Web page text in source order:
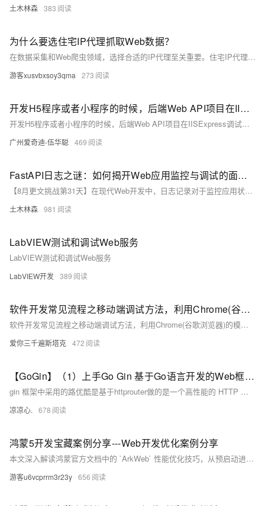
土木林森 383
为什么要选住宅IP代理抓取Web数据？
在数据采集和Web爬虫领域，选择合适的IP代理至关重要。住宅IP代理因高隐蔽性和真实性、更好的访问成功率、能绕过反爬虫策略、多样化的地理位置、适应性和灵活性以及合法合规等优势，成为许多数据抓取项目的首选。使用住宅IP代理可提高数据抓取效率，降低被封禁风险，同时需遵守法律法规，确保活动的合法性与合规性。
游客xusvbxsoy3qma 273
开发H5程序或者小程序的时候，后端Web API项目在IISExpress调试中使用IP地址，便于开发调试
开发H5程序或者小程序的时候，后端Web API项目在IISExpress调试中使用IP地址，便于开发调试
广州爱奇迪-伍华聪 469
FastAPI日志之谜：如何揭开Web应用监控与调试的面纱？
【8月更文挑战第31天】在现代Web开发中，日志记录对于监控应用状态、诊断问题和了解用户行为至关重要。FastAPI框架提供了强大的日志功能，使开发者能轻松集成日志记录。本文将详细介绍如何在FastAPI中设置和利用日志，包括基础配置、请求响应日志、错误处理和结构化日志等内容，帮助提升应用的可维护性和性能。
土木林森 981
LabVIEW测试和调试Web服务
LabVIEW测试和调试Web服务
LabVIEW开发 389
软件开发常见流程之移动端调试方法，利用Chrome(谷歌浏览器)的模拟手机调试，搭建本地Web服务器，手机和服务器在一个局域网，通过手机访问服务器，使用服务器，利用ip实现域名访问
软件开发常见流程之移动端调试方法，利用Chrome(谷歌浏览器)的模拟手机调试，搭建本地Web服务器，手机和服务器在一个局域网，通过手机访问服务器，使用服务器，利用ip实现域名访问
爱你三千遍斯塔克 472
【GoGin】（1）上手Go Gin 基于Go语言开发的Web框架，本文介绍了各种路由的配置信息；包含各场景下请求参数的基本传入接收
gin 框架中采用的路优酷是基于httprouter做的是一个高性能的 HTTP 请求路由器，适用于 Go 语言。它的设计目标是提供高效的路由匹配和低内存占用，特别适合需要高性能和简单路由的应用场景。
凉凉心. 678
鸿蒙5开发宝藏案例分享---Web开发优化案例分享
本文深入解读鸿蒙官方文档中的 `ArkWeb` 性能优化技巧，从预启动进程到预渲染，涵盖预下载、预连接、预取POST等八大优化策略。通过代码示例详解如何提升Web页面加载速度，助你打造流畅的HarmonyOS应用体验。内容实用，按需选用，让H5页面快到飞起！
游客u6vcprrm3r23y 656